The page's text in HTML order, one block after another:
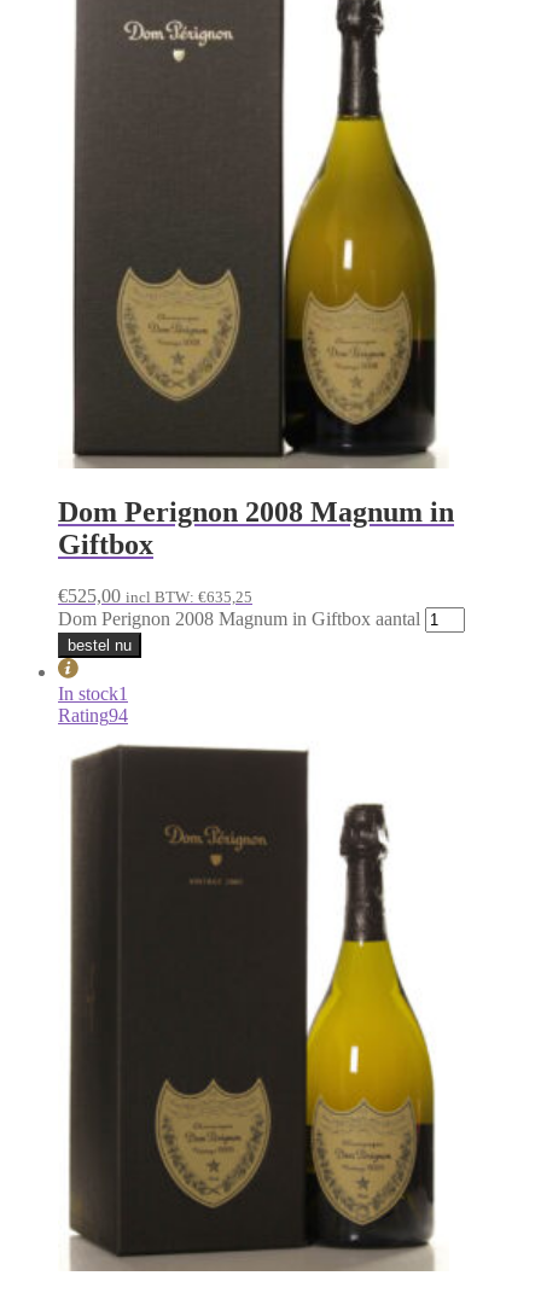
Dom Perignon 2008 Magnum in
Giftbox
€525,00 incl BTW: €635,25
Dom Perignon 2008 Magnum in Giftbox aantal
bestel nu
In stock1
Rating94